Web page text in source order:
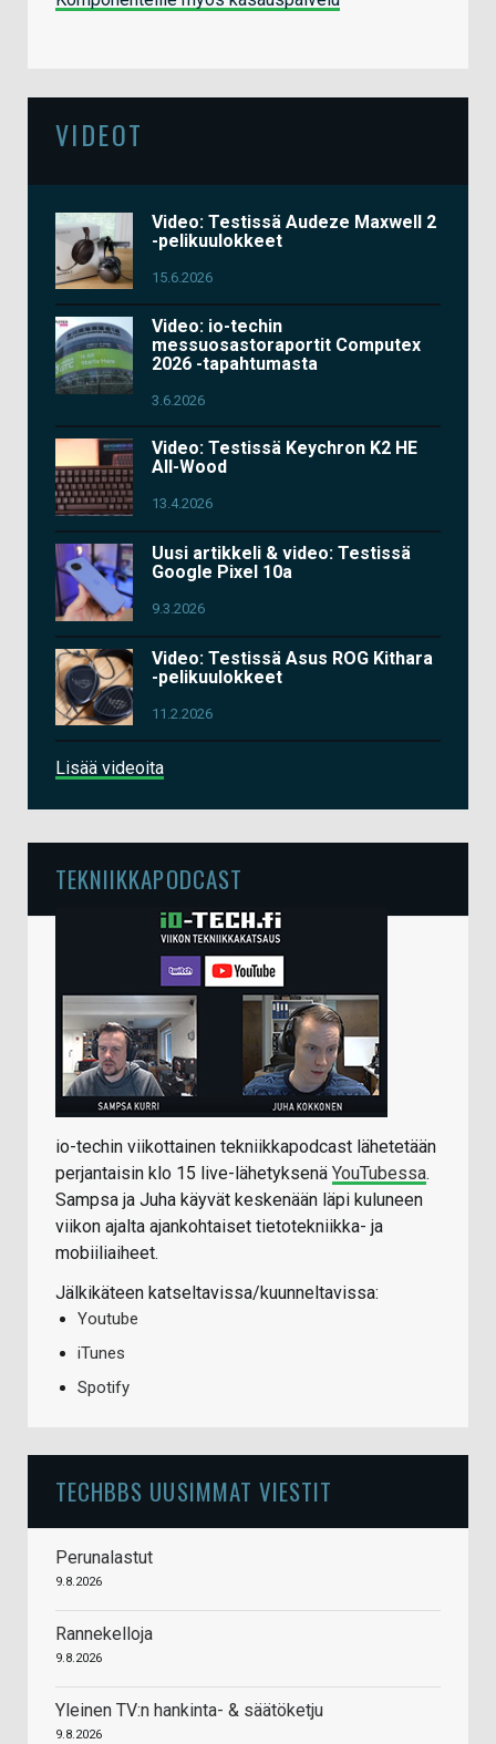
VIDEOT
Video: Testissä Audeze Maxwell 2
-pelikuulokkeet
15.6.2026
Video: io-techin
messuosastoraportit Computex
2026 -tapahtumasta
3.6.2026
Video: Testissä Keychron K2 HE
All-Wood
13.4.2026
Uusi artikkeli & video: Testissä
Google Pixel 10a
9.3.2026
Video: Testissä Asus ROG Kithara
-pelikuulokkeet
11.2.2026
Lisää videoita
TEKNIIKKAPODCAST
io-techin viikottainen tekniikkapodcast lähetetään
perjantaisin klo 15 live-lähetyksenä YouTubessa.
Sampsa ja Juha käyvät keskenään läpi kuluneen
viikon ajalta ajankohtaiset tietotekniikka- ja
mobiiliaiheet.
Jälkikäteen katseltavissa/kuunneltavissa:
Youtube
iTunes
Spotify
TECHBBS UUSIMMAT VIESTIT
Perunalastut
9.8.2026
Rannekelloja
9.8.2026
Yleinen TV:n hankinta- & säätöketju
9.8.2026